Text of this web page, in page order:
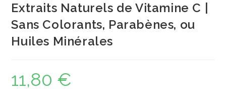
Extraits Naturels de Vitamine C |
Sans Colorants, Parabènes, ou
Huiles Minérales
11,80 €